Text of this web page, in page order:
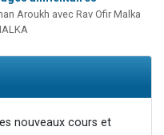
Aroukh avec Rav Ofir Malka
nouveaux cours et